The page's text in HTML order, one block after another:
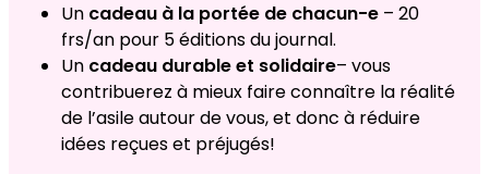
Un cadeau à la portée de chacun-e – 20
frs/an pour 5 éditions du journal.
Un cadeau durable et solidaire– vous
contribuerez à mieux faire connaître la réalité
de l’asile autour de vous, et donc à réduire
idées reçues et préjugés!